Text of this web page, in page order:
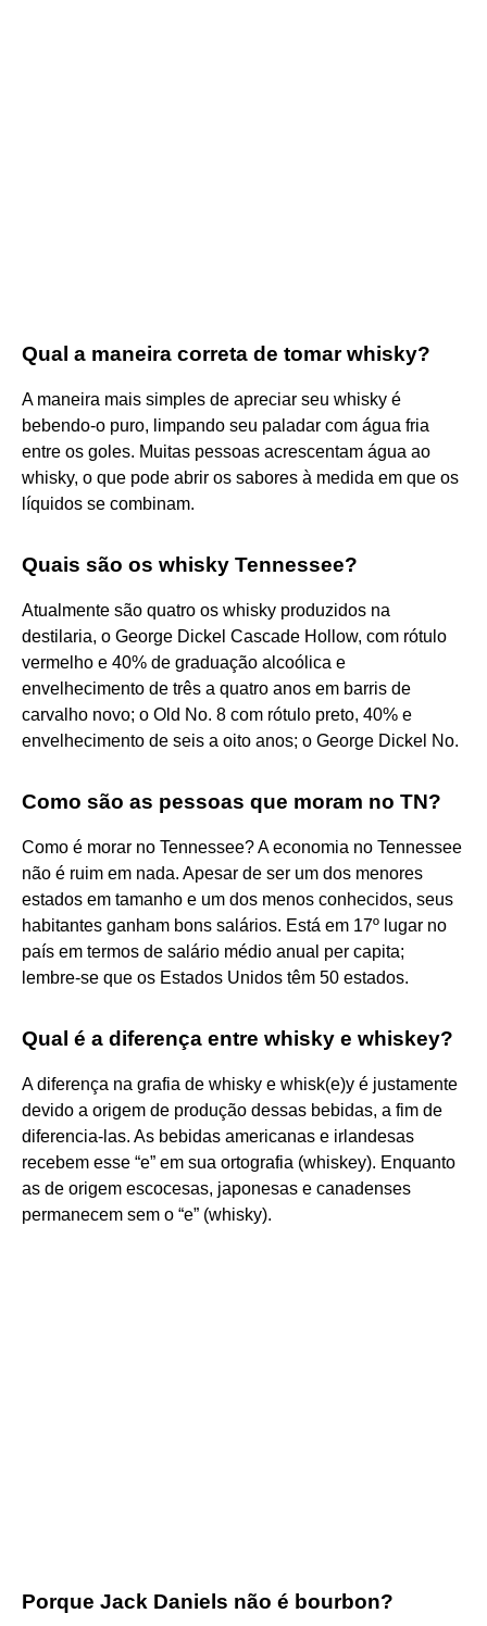
Qual a maneira correta de tomar whisky?
A maneira mais simples de apreciar seu whisky é
bebendo-o puro, limpando seu paladar com água fria
entre os goles. Muitas pessoas acrescentam água ao
whisky, o que pode abrir os sabores à medida em que os
líquidos se combinam.
Quais são os whisky Tennessee?
Atualmente são quatro os whisky produzidos na
destilaria, o George Dickel Cascade Hollow, com rótulo
vermelho e 40% de graduação alcoólica e
envelhecimento de três a quatro anos em barris de
carvalho novo; o Old No. 8 com rótulo preto, 40% e
envelhecimento de seis a oito anos; o George Dickel No.
Como são as pessoas que moram no TN?
Como é morar no Tennessee? A economia no Tennessee
não é ruim em nada. Apesar de ser um dos menores
estados em tamanho e um dos menos conhecidos, seus
habitantes ganham bons salários. Está em 17º lugar no
país em termos de salário médio anual per capita;
lembre-se que os Estados Unidos têm 50 estados.
Qual é a diferença entre whisky e whiskey?
A diferença na grafia de whisky e whisk(e)y é justamente
devido a origem de produção dessas bebidas, a fim de
diferencia-las. As bebidas americanas e irlandesas
recebem esse “e” em sua ortografia (whiskey). Enquanto
as de origem escocesas, japonesas e canadenses
permanecem sem o “e” (whisky).
Porque Jack Daniels não é bourbon?